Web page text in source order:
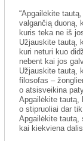
“Apgailėkite
valgančią duoną,
kuris teka ne iš
Užjauskite tautą,
kuri neturi kuo
nebent kai jos
Užjauskite tautą,
filosofas –
o atsisveikina
Apgailėkite tautą,
o stipruoliai dar
Apgailėkite
kai kiekviena